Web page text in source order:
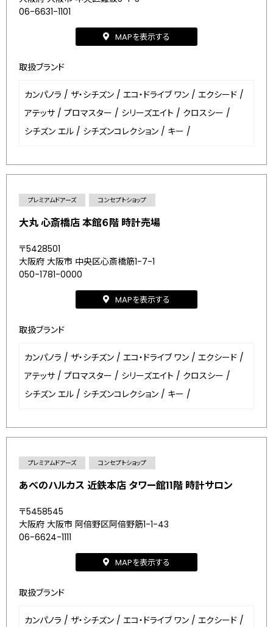
06-6631-1101
MAPを表示する
取扱ブランド
カンパノラ / ザ・シチズン / エコ・ドライブ ワン / エクシード /
アテッサ / プロマスター / シリーズエイト / クロスシー /
シチズン エル / シチズンコレクション / キー /
プレミアムドアーズ コンセプトショップ
大丸 心斎橋店 本館６階 時計売場
〒5428501
大阪府 大阪市 中央区心斎橋筋1-7-1
050-1781-0000
MAPを表示する
取扱ブランド
カンパノラ / ザ・シチズン / エコ・ドライブ ワン / エクシード /
アテッサ / プロマスター / シリーズエイト / クロスシー /
シチズン エル / シチズンコレクション / キー /
プレミアムドアーズ コンセプトショップ
あべのハルカス 近鉄本店 タワー館11階 時計サロン
〒5458545
大阪府 大阪市 阿倍野区阿倍野筋1-1-43
06-6624-1111
MAPを表示する
取扱ブランド
カンパノラ / ザ・シチズン / エコ・ドライブ ワン / エクシード /